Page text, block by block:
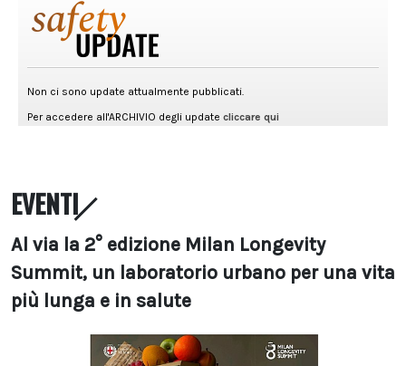
EVENTI
Al via la 2° edizione Milan Longevity
Summit, un laboratorio urbano per una vita
più lunga e in salute